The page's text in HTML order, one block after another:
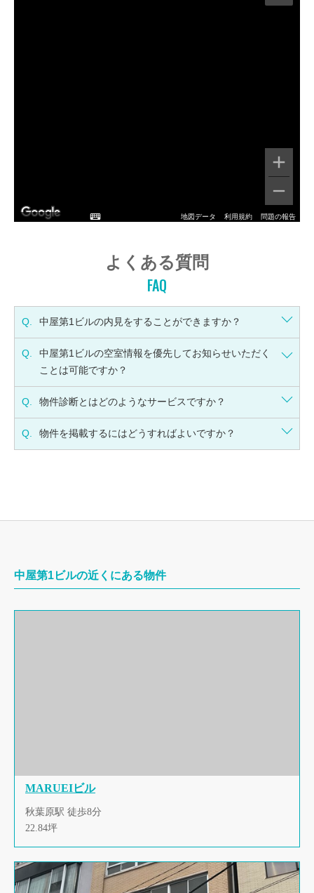
地図データ 利用規約 問題の報告
よくある質問
FAQ
Q. 中屋第1ビルの内見をすることができますか？
Q.
中屋第1ビルの空室情報を優先してお知らせいただく
ことは可能ですか？
Q. 物件診断とはどのようなサービスですか？
Q. 物件を掲載するにはどうすればよいですか？
中屋第1ビルの近くにある物件
MARUEIビル
秋葉原駅 徒歩8分
22.84坪